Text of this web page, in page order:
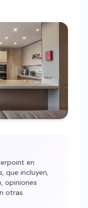
en
que incluyen,
opiniones
otras